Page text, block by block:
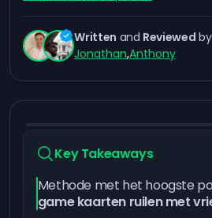
Written and Reviewed by
Jonathan,Anthony
Key Takeaways
Methode met het hoogste
game kaarten ruilen met